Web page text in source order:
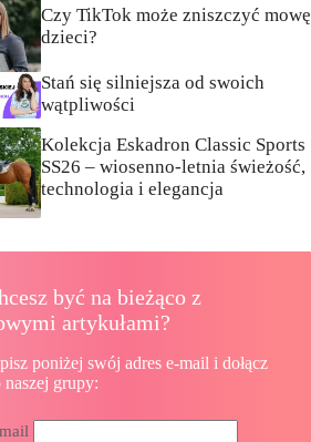
Czy TikTok może zniszczyć mowę
dzieci?
Stań się silniejsza od swoich
wątpliwości
Kolekcja Eskadron Classic Sports
SS26 – wiosenno-letnia świeżość,
technologia i elegancja
być na bieżąco z
artykułami?
poniżej swój adres e-mail i dołącz
naszej grupy: